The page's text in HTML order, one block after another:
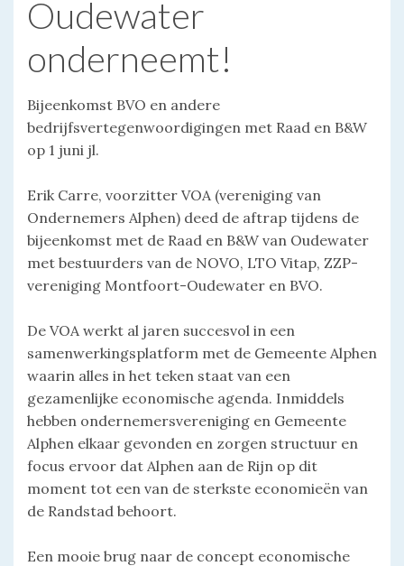
Oudewater
onderneemt!
Bijeenkomst BVO en andere
bedrijfsvertegenwoordigingen met Raad en B&W
op 1 juni jl.
Erik Carre, voorzitter VOA (vereniging van
Ondernemers Alphen) deed de aftrap tijdens de
bijeenkomst met de Raad en B&W van Oudewater
met bestuurders van de NOVO, LTO Vitap, ZZP-
vereniging Montfoort-Oudewater en BVO.
De VOA werkt al jaren succesvol in een
samenwerkingsplatform met de Gemeente Alphen
waarin alles in het teken staat van een
gezamenlijke economische agenda. Inmiddels
hebben ondernemersvereniging en Gemeente
Alphen elkaar gevonden en zorgen structuur en
focus ervoor dat Alphen aan de Rijn op dit
moment tot een van de sterkste economieën van
de Randstad behoort.
Een mooie brug naar de concept economische